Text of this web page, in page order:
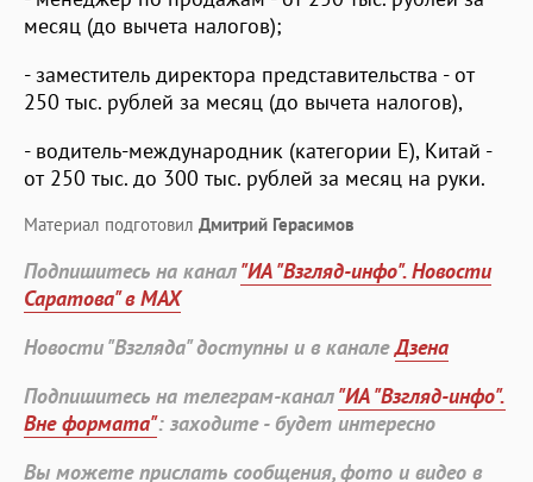
месяц (до вычета налогов);
- заместитель директора представительства - от
250 тыс. рублей за месяц (до вычета налогов),
- водитель-международник (категории Е), Китай -
от 250 тыс. до 300 тыс. рублей за месяц на руки.
Материал подготовил Дмитрий Герасимов
Подпишитесь на канал"ИА "Взгляд-инфо". Новости
Саратова" в MAX
Новости "Взгляда" доступны и в каналеДзена
Подпишитесь на телеграм-канал"ИА "Взгляд-инфо".
Вне формата": заходите - будет интересно
Вы можете прислать сообщения, фото и видео в